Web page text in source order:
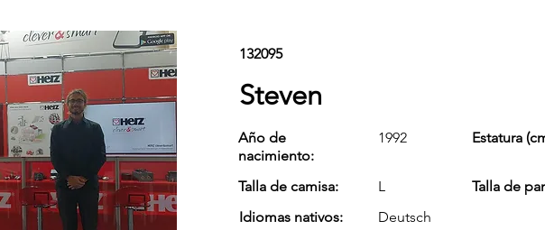
132095
Steven
Año de
nacimiento:
1992 Estatura
Talla de camisa: L Talla de
Idiomas nativos:
Deutsch